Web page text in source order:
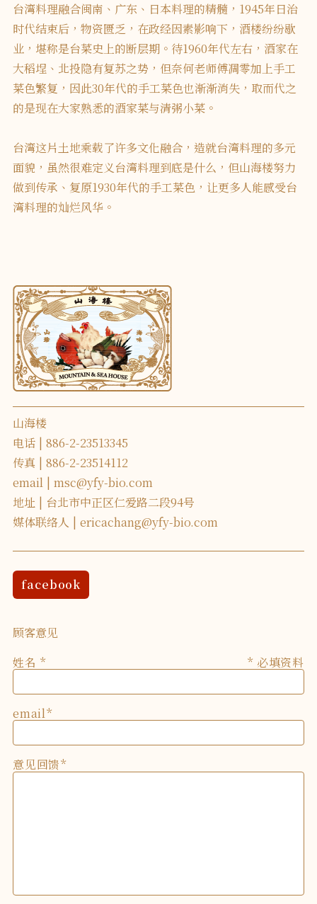
台湾料理融合闽南、广东、日本料理的精髓，1945年日治
时代结束后，物资匮乏，在政经因素影响下，酒楼纷纷歇
业，堪称是台菜史上的断层期。待1960年代左右，酒家在
大稻埕、北投隐有复苏之势，但奈何老师傅凋零加上手工
菜色繁复，因此30年代的手工菜色也渐渐消失，取而代之
的是现在大家熟悉的酒家菜与清粥小菜。
台湾这片土地乘载了许多文化融合，造就台湾料理的多元
面貌，虽然很难定义台湾料理到底是什么，但山海楼努力
做到传承、复原1930年代的手工菜色，让更多人能感受台
湾料理的灿烂风华。
山海楼
电话
886-2-23513345
传真
886-2-23514112
email
msc@yfy-bio.com
地址
台北市中正区仁爱路二段94号
媒体联络人
ericachang@yfy-bio.com
facebook
顾客意见
姓名
* 必填资料
email
意见回馈